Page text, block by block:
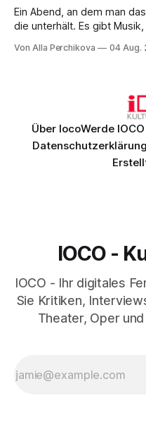
Ein Abend, an dem man das Atmen
die unterhält. Es gibt
Genau so war der Abend
Von Alla Perchikova 04 Aug.
Über IocoWerde
Datenschutzerklärung
IOCO -
IOCO - Ihr digitales
Sie Kritiken,
Theater, Oper